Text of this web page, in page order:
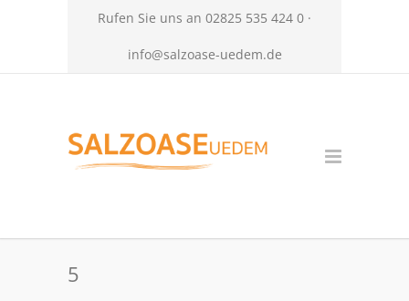
Rufen Sie uns an 02825 535 424 0 ·
info@salzoase-uedem.de
5